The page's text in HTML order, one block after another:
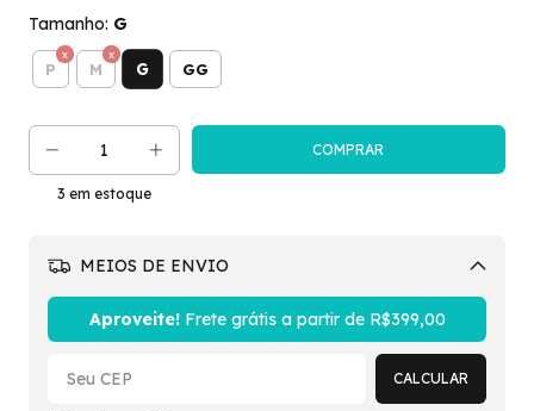
Tamanho: G
P M G GG
3 em estoque
MEIOS DE ENVIO
Aproveite!Frete grátis a partir de R$399,00
CALCULAR